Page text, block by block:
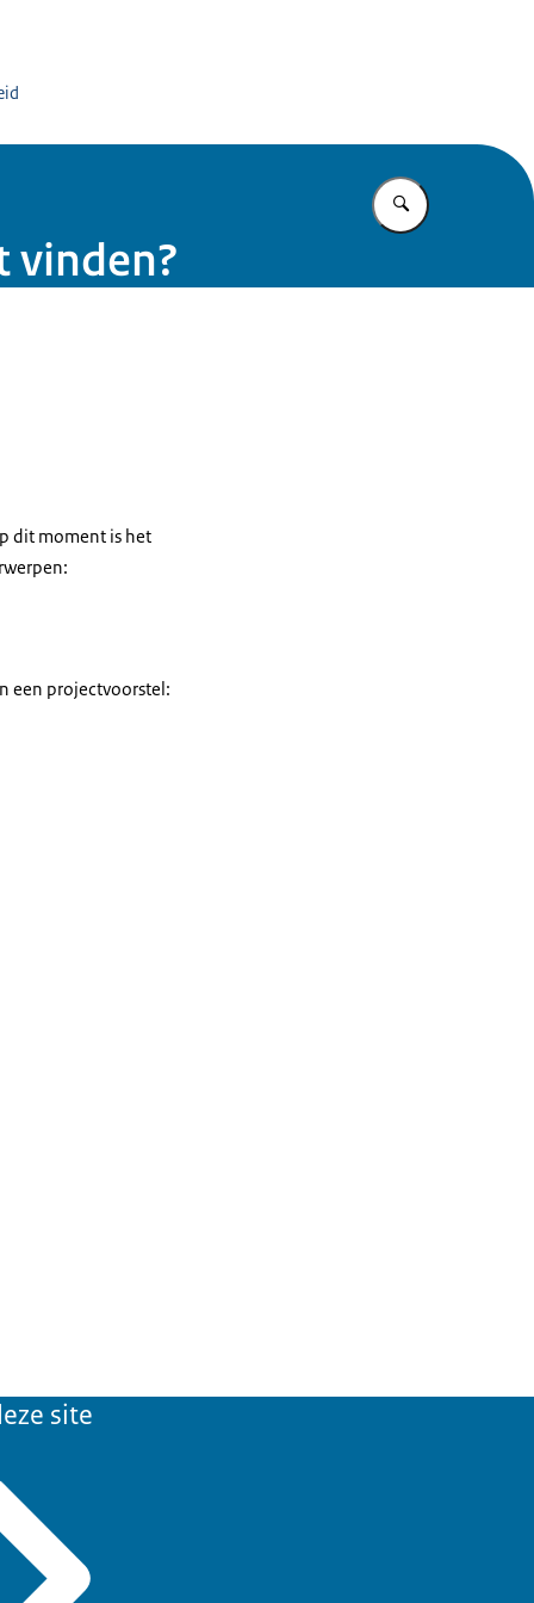
Vul in wat u
vinden?
dit moment is het
een projectvoorstel:
site